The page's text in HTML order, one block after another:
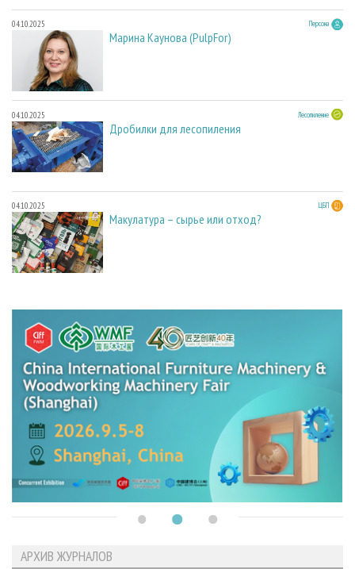
04.10.2025 Персона
Марина Каунова (PulpFor)
04.10.2025 Лесопиление
Дробилки для лесопиления
04.10.2025 ЦБП
Макулатура – сырье или отход?
АРХИВ ЖУРНАЛОВ